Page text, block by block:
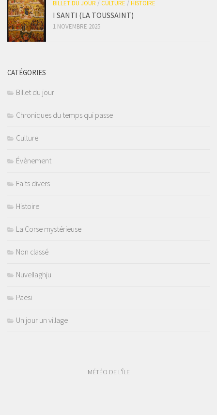
BILLET DU JOUR / CULTURE / HISTOIRE
I SANTI (LA TOUSSAINT)
1 NOVEMBRE 2025
CATÉGORIES
Billet du jour
Chroniques du temps qui passe
Culture
Évènement
Faits divers
Histoire
La Corse mystérieuse
Non classé
Nuvellaghju
Paesi
Un jour un village
MÉTÉO DE L'ÎLE